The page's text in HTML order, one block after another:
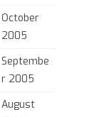
October
2005
Septembe
r 2005
August